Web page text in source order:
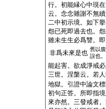
行。初能縁心中現
云。念念雖謝不無
二中初示境。如下
怨已死即過去也。
雖未生生必爲讐。
非爲未來是也 舊以
誤也
能起害。欲成淨戒
三世。涅槃云。若
地獄。引證中論文
初句正答。所即指
來亦然。三發戒者